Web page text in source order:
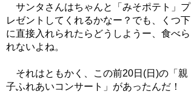
サンタさんはちゃんと「みそポテト」プ
レゼントしてくれるかなー？でも、くつ下
に直接入れられたらどうしようー、食べら
れないよね。
それはともかく、この前20日(日)の「親
子ふれあいコンサート」があったんだ！